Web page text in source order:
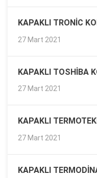
KAPAKLI TRONIC
27 Mart 2021
KAPAKLI TOSHIBA
27 Mart 2021
KAPAKLI
27 Mart 2021
KAPAKLI